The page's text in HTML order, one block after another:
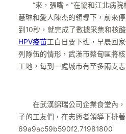
“來，張嘴。”在協和江北病院
慧琳和愛人陳杰的領導下，前來
到10秒，就完成了數據采集和核
HPV疫苗工白日要下班，早晨回
列隊伍的情形，武漢市蔡甸區將
工地，每到一處城市有至多兩支
在武漢錦瑞公司企業食堂內，
子的工友們，在志愿者領導下排
69a9ac59b590f2.71981800